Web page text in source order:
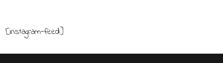
[instagram-feed]